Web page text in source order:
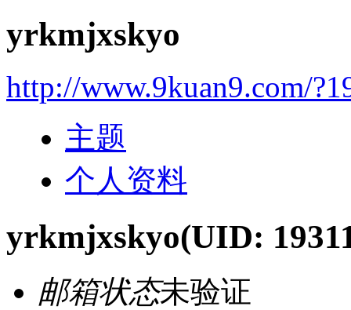
yrkmjxskyo
http://www.9kuan9.com/
主题
个人资料
yrkmjxskyo(UID:
邮箱状态未验证